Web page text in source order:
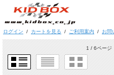
ログイン / カートを見る / ご利用案内 / お問
1 / 6ページ